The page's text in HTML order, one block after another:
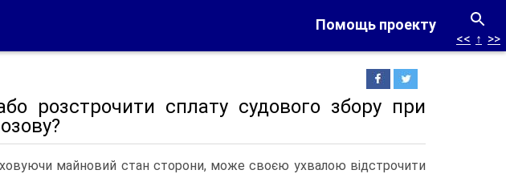
Помощь проекту
<< ↑ >>
розстрочити сплату судового збору при
майновий стан сторони, може своєю ухвалою відстрочити